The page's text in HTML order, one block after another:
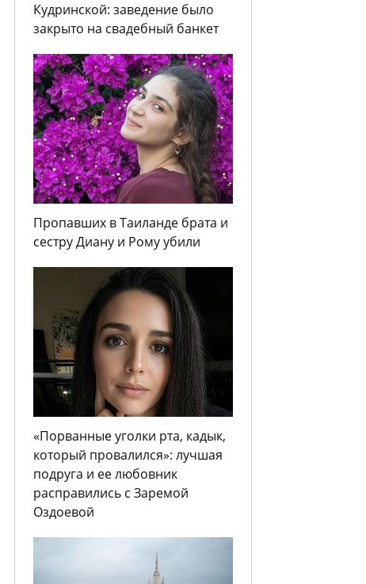
Кудринской: заведение было
закрыто на свадебный банкет
Пропавших в Таиланде брата и
сестру Диану и Рому убили
«Порванные уголки рта, кадык,
который провалился»: лучшая
подруга и ее любовник
расправились с Заремой
Оздоевой